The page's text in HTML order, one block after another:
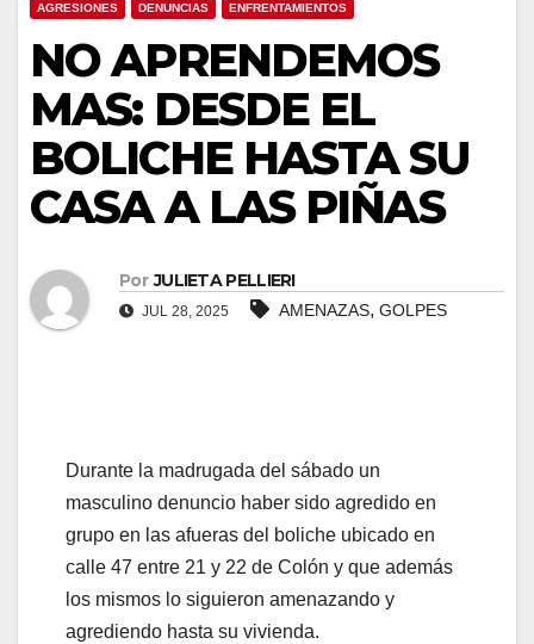
AGRESIONES DENUNCIAS ENFRENTAMIENTOS
NO APRENDEMOS
MAS: DESDE EL
BOLICHE HASTA SU
CASA A LAS PIÑAS
Por JULIETA PELLIERI
JUL 28, 2025 AMENAZAS, GOLPES
Durante la madrugada del sábado un
masculino denuncio haber sido agredido en
grupo en las afueras del boliche ubicado en
calle 47 entre 21 y 22 de Colón y que además
los mismos lo siguieron amenazando y
agrediendo hasta su vivienda.